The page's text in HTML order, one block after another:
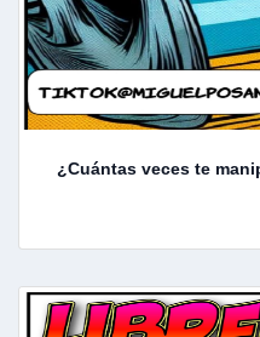
¿Cuántas veces te